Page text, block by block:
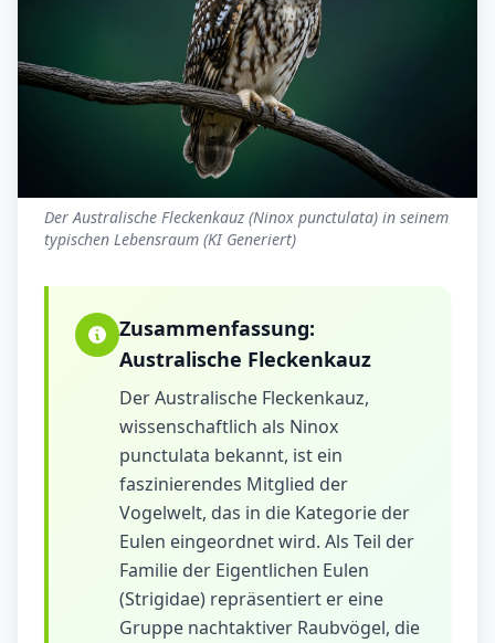
Der Australische Fleckenkauz (Ninox punctulata) in seinem
typischen Lebensraum (KI Generiert)
Zusammenfassung:
Australische Fleckenkauz
Der Australische Fleckenkauz,
wissenschaftlich als Ninox
punctulata bekannt, ist ein
faszinierendes Mitglied der
Vogelwelt, das in die Kategorie der
Eulen eingeordnet wird. Als Teil der
Familie der Eigentlichen Eulen
(Strigidae) repräsentiert er eine
Gruppe nachtaktiver Raubvögel, die